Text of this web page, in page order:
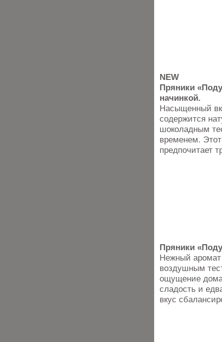
NEW
Пряники
начинкой.
Насыщенный
содержится
шоколадным
временем.
предпочитает
Пряники
Нежный аромат
воздушным
ощущение
сладость и
вкус